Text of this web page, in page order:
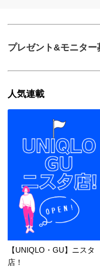
プレゼント&モニター
人気連載
【UNIQLO・GU】ニスタ
店！